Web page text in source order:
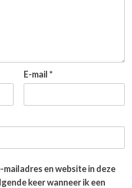
E-mail*
mailadres en website in deze
keer wanneer ik een